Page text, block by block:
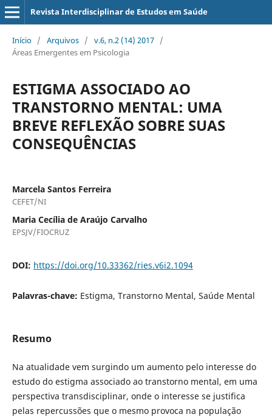
Revista Interdisciplinar de Estudos em Saúde
Início / Arquivos / v.6, n.2 (14) 2017 /
Áreas Emergentes em Psicologia
ESTIGMA ASSOCIADO AO
TRANSTORNO MENTAL: UMA
BREVE REFLEXÃO SOBRE SUAS
CONSEQUÊNCIAS
Marcela Santos Ferreira
CEFET/NI
Maria Cecília de Araújo Carvalho
EPSJV/FIOCRUZ
DOI: https://doi.org/10.33362/ries.v6i2.1094
Palavras-chave: Estigma, Transtorno Mental, Saúde Mental
Resumo
Na atualidade vem surgindo um aumento pelo interesse do
estudo do estigma associado ao transtorno mental, em uma
perspectiva transdisciplinar, onde o interesse se justifica
pelas repercussões que o mesmo provoca na população